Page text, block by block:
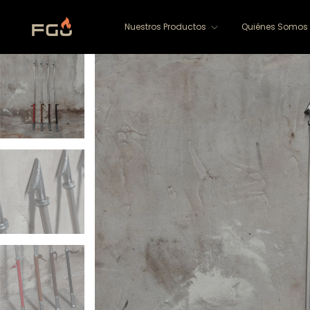
Nuestros Productos Quiénes Somos